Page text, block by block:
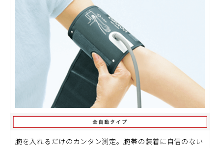
腕を入れるだけのカンタン測定。腕帯の装着に自信のない